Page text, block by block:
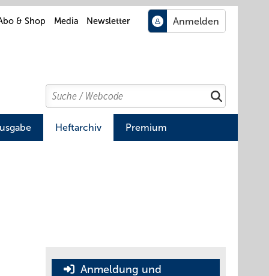
& Shop Media Newsletter
Search
Suchen
Heftarchiv Premium
Anmeldung und